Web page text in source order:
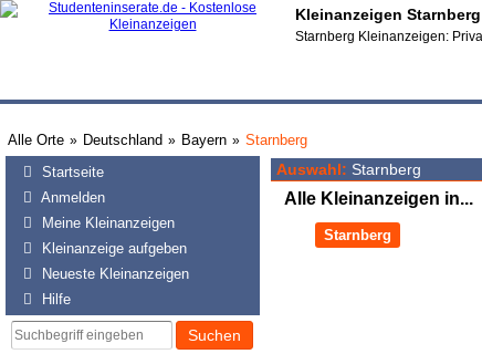
Kleinanzeigen
Starnberg Kleinanzeigen:
Alle Orte » Deutschland » Bayern » Starnberg
Startseite
Anmelden
Meine Kleinanzeigen
Kleinanzeige aufgeben
Neueste Kleinanzeigen
Hilfe
Suchen
Auswahl: Starnberg
Alle Kleinanzeigen in...
Starnberg